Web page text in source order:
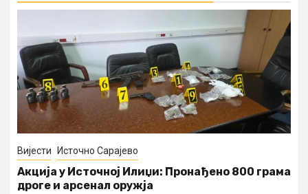
Вијести Источно Сарајево
Акција у Источној Илиџи: Пронађено 800 грама
дроге и арсенал оружја